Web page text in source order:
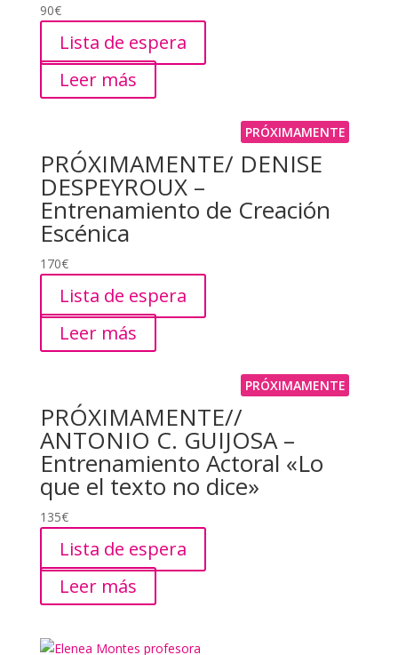
90€
Lista de espera
Leer más
PRÓXIMAMENTE
PRÓXIMAMENTE/ DENISE
DESPEYROUX –
Entrenamiento de Creación
Escénica
170€
Lista de espera
Leer más
PRÓXIMAMENTE
PRÓXIMAMENTE//
ANTONIO C. GUIJOSA –
Entrenamiento Actoral «Lo
que el texto no dice»
135€
Lista de espera
Leer más